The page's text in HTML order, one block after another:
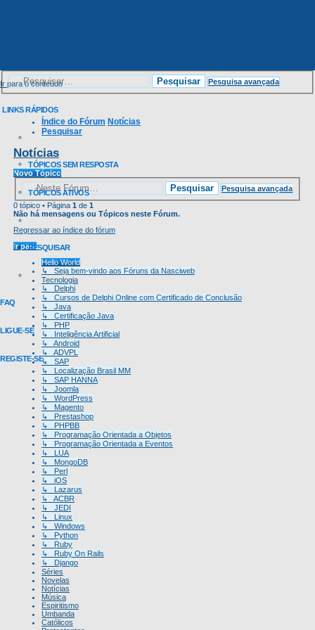
Ir para o conteúdo Pesquisar Pesquisa avançada
LINKS RÁPIDOS
TÓPICOS SEM RESPOSTA
TÓPICOS ATIVOS
PESQUISAR
FAQ
LIGUE-SE
REGISTE-SE
Índice do Fórum Notícias
Pesquisar
Notícias
Novo Tópico
Pesquisar
Pesquisa avançada
0 tópico • Página 1 de 1
Não há mensagens ou Tópicos neste Fórum.
Regressar ao índice do fórum
Ir para
Hello World
↳ Seja bem-vindo aos Fóruns da Nasciweb
Tecnologia
↳ Delphi
↳ Cursos de Delphi Online com Certificado de Conclusão
↳ Java
↳ Certificação Java
↳ PHP
↳ Inteligência Artificial
↳ Android
↳ ADVPL
↳ SAP
↳ Localização Brasil MM
↳ SAP HANNA
↳ Joomla
↳ WordPress
↳ Magento
↳ Prestashop
↳ PHPBB
↳ Programação Orientada a Objetos
↳ Programação Orientada a Eventos
↳ LUA
↳ MongoDB
↳ Perl
↳ iOS
↳ Lazarus
↳ ACBR
↳ JEDI
↳ Linux
↳ Windows
↳ Python
↳ Ruby
↳ Ruby On Rails
↳ Django
Séries
Novelas
Notícias
Música
Espiritismo
Umbanda
Católicos